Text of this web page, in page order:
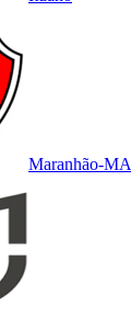
Maranhão-MA